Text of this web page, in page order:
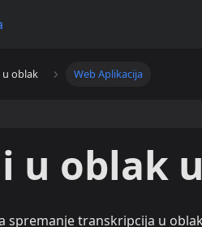
u oblak Web Aplikacija
u oblak
spremanje transkripcija u